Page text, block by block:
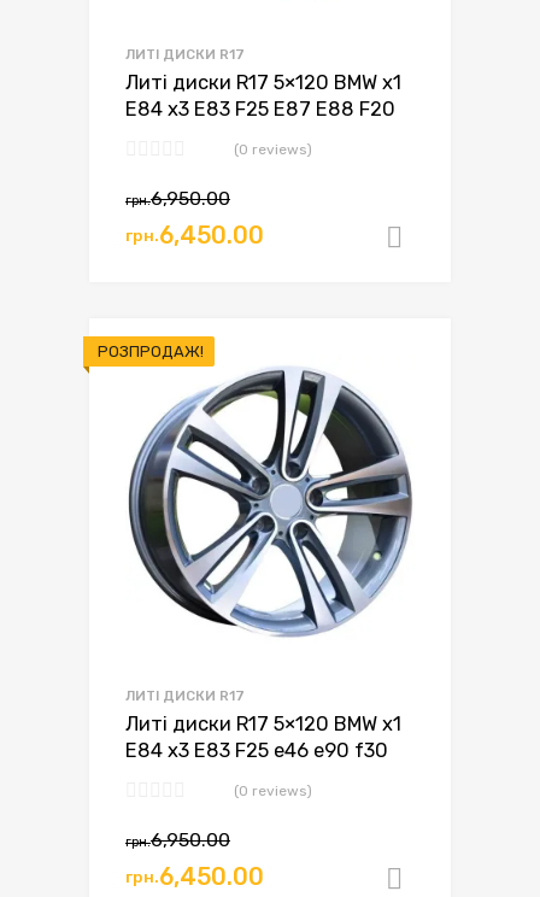
ЛИТІ ДИСКИ R17
Литі диски R17 5×120 BMW x1
E84 x3 E83 F25 E87 E88 F20
(0 reviews)
грн.6,950.00Оригінальна
ціна:
грн.6,450.00
Поточна
ціна:
РОЗПРОДАЖ!
ЛИТІ ДИСКИ R17
Литі диски R17 5×120 BMW x1
E84 x3 E83 F25 e46 e90 f30
(0 reviews)
грн.6,950.00Оригінальна
ціна:
грн.6,450.00
Поточна
ціна: